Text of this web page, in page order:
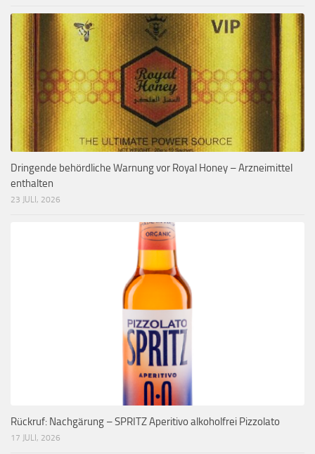
Dringende behördliche Warnung vor Royal Honey – Arzneimittel
enthalten
23 JULI, 2026
Rückruf: Nachgärung – SPRITZ Aperitivo alkoholfrei Pizzolato
17 JULI, 2026